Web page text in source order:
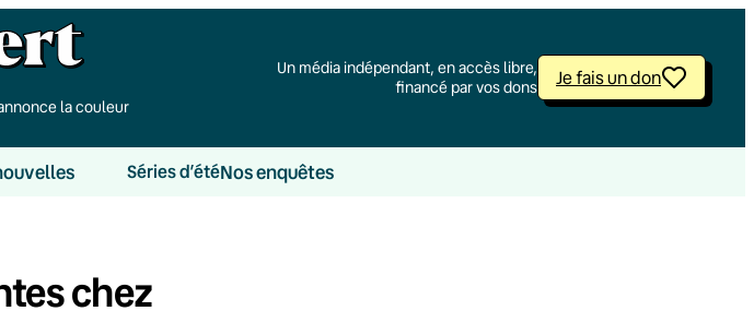
la couleur
Un média indépendant, en accès libre,
financé par vos dons
Je fais un don
Séries d’étéNos enquêtes
chez